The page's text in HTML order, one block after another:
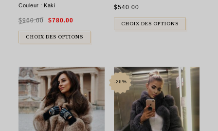
Couleur : Kaki
$960.00
Le
prix
était :
$960.00.
$780.00
est :
$780.00.
CHOIX DES OPTIONS
$540.00
CHOIX DES OPTIONS
-26%